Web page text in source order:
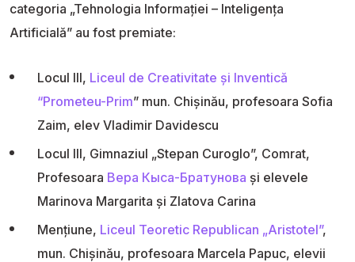
categoria „Tehnologia Informației – Inteligența
Artificială” au fost premiate:
Locul III, Liceul de Creativitate și Inventică
“Prometeu-Prim” mun. Chișinău, profesoara Sofia
Zaim, elev Vladimir Davidescu
Locul III, Gimnaziul „Stepan Curoglo”, Comrat,
Profesoara Вера Кыса-Братунова și elevele
Marinova Margarita și Zlatova Carina
Mențiune, Liceul Teoretic Republican „Aristotel”,
mun. Chișinău, profesoara Marcela Papuc, elevii